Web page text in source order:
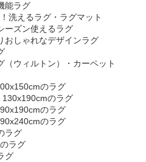
能ラグ
洗えるラグ・ラグマット
ーズン使えるラグ
おしゃれなデザインラグ
（ウィルトン）・カーペット
のラグ
130x190cmのラグ
のラグ
のラグ
ラグ
ラグ
グ